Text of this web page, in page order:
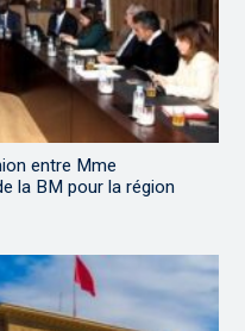
entre Mme
la BM pour la région